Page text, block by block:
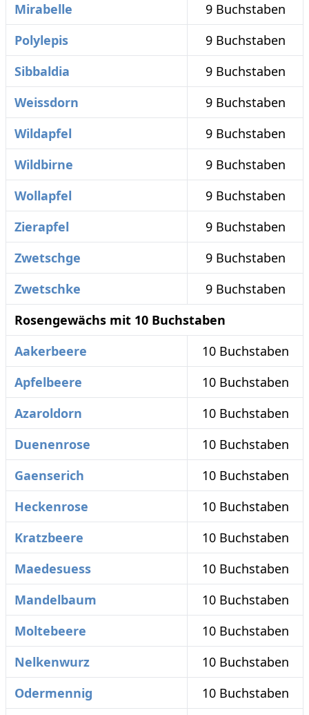
Mirabelle
9 Buchstaben
Polylepis
9 Buchstaben
Sibbaldia
9 Buchstaben
Weissdorn
9 Buchstaben
Wildapfel
9 Buchstaben
Wildbirne
9 Buchstaben
Wollapfel
9 Buchstaben
Zierapfel
9 Buchstaben
Zwetschge
9 Buchstaben
Zwetschke
9 Buchstaben
Rosengewächs mit 10 Buchstaben
Aakerbeere
10 Buchstaben
Apfelbeere
10 Buchstaben
Azaroldorn
10 Buchstaben
Duenenrose
10 Buchstaben
Gaenserich
10 Buchstaben
Heckenrose
10 Buchstaben
Kratzbeere
10 Buchstaben
Maedesuess
10 Buchstaben
Mandelbaum
10 Buchstaben
Moltebeere
10 Buchstaben
Nelkenwurz
10 Buchstaben
Odermennig
10 Buchstaben